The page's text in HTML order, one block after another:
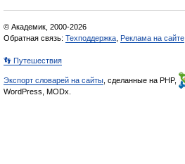
© Академик, 2000-2026
Обратная связь: Техподдержка Реклама на сайте
👣 Путешествия
Экспорт словарей на сайты , сделанные на PHP,
WordPress, MODx.